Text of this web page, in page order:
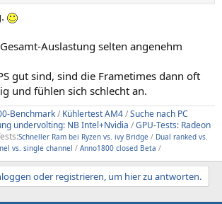
Auslastung selten angenehm
gut sind, sind die Frametimes dann oft
und fühlen sich schlecht an.
Benchmark/ Kühlertest AM4/Suche nach PC
undervolting: NB Intel+Nvidia /GPU-Tests: Radeon
Schneller Ram bei Ryzen vs. ivy Bridge / Dual ranked vs.
vs. single channel / Anno1800 closed Beta /
oder registrieren, um hier zu antworten.